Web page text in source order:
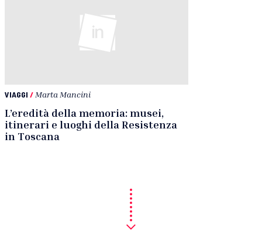
VIAGGI / Marta Mancini
L’eredità della memoria: musei,
itinerari e luoghi della Resistenza
in Toscana